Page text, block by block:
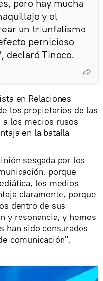
pero hay mucha
y el
un triunfalismo
pernicioso
declaró Tinoco.
en Relaciones
los propietarios de las
a los medios rusos
en la batalla
sesgada por los
porque
los medios
claramente, porque
dentro de sus
y resonancia, y hemos
han sido censurados
comunicación",